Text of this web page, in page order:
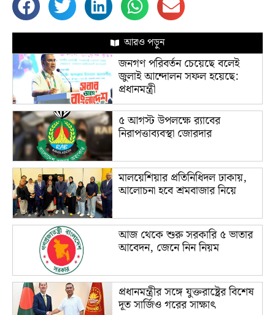
আরও পড়ুন
জনগণ পরিবর্তন চেয়েছে বলেই
জুলাই আন্দোলন সফল হয়েছে:
প্রধানমন্ত্রী
৫ আগস্ট উপলক্ষে র‌্যাবের
নিরাপত্তাব্যবস্থা জোরদার
মালয়েশিয়ার প্রতিনিধিদল ঢাকায়,
আলোচনা হবে শ্রমবাজার নিয়ে
আজ থেকে শুরু সরকারি ৫ ভাতার
আবেদন, জেনে নিন নিয়ম
প্রধানমন্ত্রীর সঙ্গে যুক্তরাষ্ট্রের বিশেষ
দূত সার্জিও গরের সাক্ষাৎ